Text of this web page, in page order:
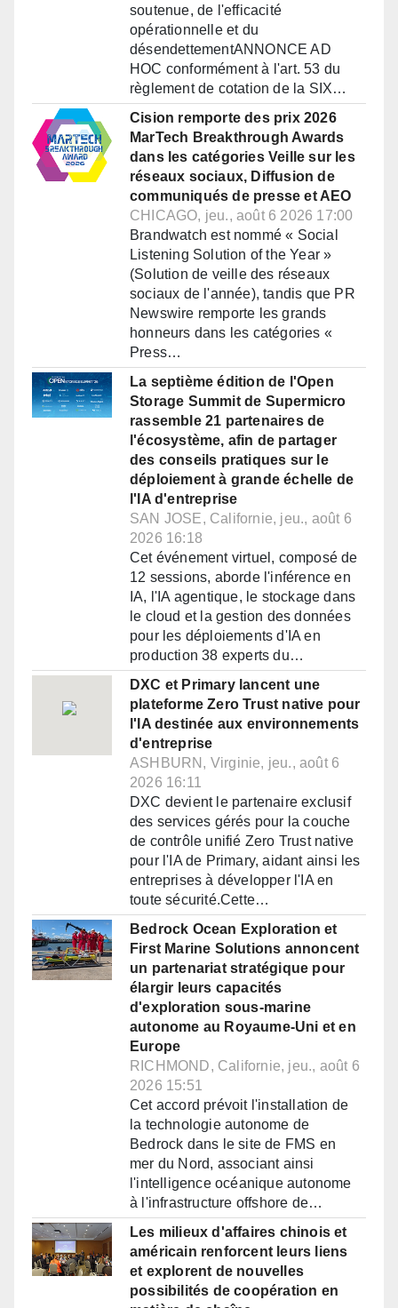
soutenue, de l'efficacité
opérationnelle et du
désendettementANNONCE AD
HOC conformément à l'art. 53 du
règlement de cotation de la SIX…
Cision remporte des prix 2026
MarTech Breakthrough Awards
dans les catégories Veille sur les
réseaux sociaux, Diffusion de
communiqués de presse et AEO
CHICAGO, jeu., août 6 2026 17:00
Brandwatch est nommé « Social
Listening Solution of the Year »
(Solution de veille des réseaux
sociaux de l'année), tandis que PR
Newswire remporte les grands
honneurs dans les catégories «
Press…
La septième édition de l'Open
Storage Summit de Supermicro
rassemble 21 partenaires de
l'écosystème, afin de partager
des conseils pratiques sur le
déploiement à grande échelle de
l'IA d'entreprise
SAN JOSE, Californie, jeu., août 6
2026 16:18
Cet événement virtuel, composé de
12 sessions, aborde l'inférence en
IA, l'IA agentique, le stockage dans
le cloud et la gestion des données
pour les déploiements d'IA en
production 38 experts du…
DXC et Primary lancent une
plateforme Zero Trust native pour
l'IA destinée aux environnements
d'entreprise
ASHBURN, Virginie, jeu., août 6
2026 16:11
DXC devient le partenaire exclusif
des services gérés pour la couche
de contrôle unifié Zero Trust native
pour l'IA de Primary, aidant ainsi les
entreprises à développer l'IA en
toute sécurité.Cette…
Bedrock Ocean Exploration et
First Marine Solutions annoncent
un partenariat stratégique pour
élargir leurs capacités
d'exploration sous-marine
autonome au Royaume-Uni et en
Europe
RICHMOND, Californie, jeu., août 6
2026 15:51
Cet accord prévoit l'installation de
la technologie autonome de
Bedrock dans le site de FMS en
mer du Nord, associant ainsi
l'intelligence océanique autonome
à l'infrastructure offshore de…
Les milieux d'affaires chinois et
américain renforcent leurs liens
et explorent de nouvelles
possibilités de coopération en